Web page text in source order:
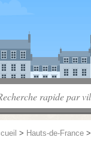
> Hauts-de-France >